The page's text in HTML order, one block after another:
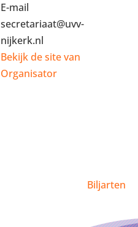
E-mail
secretariaat@uvv-
nijkerk.nl
Bekijk de site van
Organisator
Biljarten